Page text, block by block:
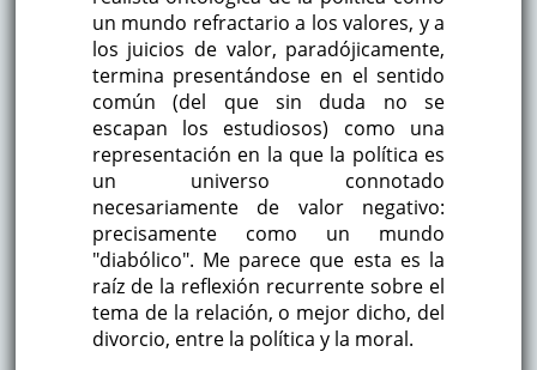
un mundo refractario a los valores, y a
los juicios de valor, paradójicamente,
termina presentándose en el sentido
común (del que sin duda no se
escapan los estudiosos) como una
representación en la que la política es
un universo connotado
necesariamente de valor negativo:
precisamente como un mundo
"diabólico". Me parece que esta es la
raíz de la reflexión recurrente sobre el
tema de la relación, o mejor dicho, del
divorcio, entre la política y la moral.